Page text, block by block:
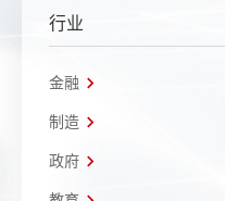
行业
金融
制造
政府